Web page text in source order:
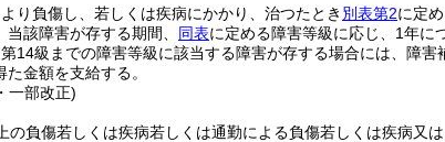
り負傷し、若しくは疾病にかかり、治つたとき 別表第2に定
該障害が存する期間、 同表に定める障害等級に応じ、1年に
14級までの障害等級に該当する障害が存する場合には、障害
金額を支給する。
一部改正)
負傷若しくは疾病若しくは通勤による負傷若しくは疾病又